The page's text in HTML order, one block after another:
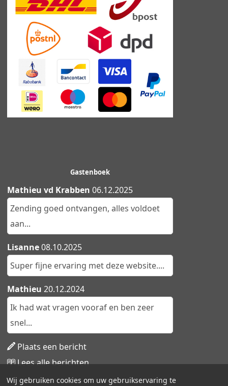
Gastenboek
Mathieu vd Krabben 06.12.2025
Zending goed ontvangen, alles voldoet
aan...
Lisanne08.10.2025
Super fijne ervaring met deze website....
Mathieu 20.12.2024
Ik had wat vragen vooraf en ben zeer
snel...
Plaats een bericht
Lees alle berichten
Wij gebruiken cookies om uw gebruikservaring te